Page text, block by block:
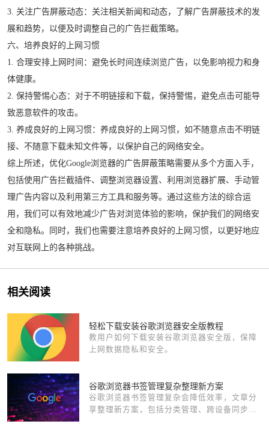
3. 关注广告屏蔽动态：关注相关新闻和动态，了解广告屏蔽技术的发
展和趋势，以便及时调整自己的广告拦截策略。
六、培养良好的上网习惯
1. 合理安排上网时间：避免长时间连续浏览广告，以免影响视力和身
体健康。
2. 保持警惕心态：对于不明链接和下载，保持警惕，避免点击可能导
致恶意软件的攻击。
3. 养成良好的上网习惯：养成良好的上网习惯，如不随意点击不明链
接、不随意下载未知文件等，以保护自己的网络安全。
综上所述，优化Google浏览器的广告屏蔽策略需要从多个方面入手，
包括使用广告拦截插件、调整浏览器设置、利用浏览器扩展、手动管
理广告内容以及利用第三方工具和服务等。通过这些方法的综合运
用，我们可以有效地减少广告对浏览体验的影响，保护我们的网络安
全和隐私。同时，我们也需要注意培养良好的上网习惯，以更好地应
对互联网上的各种挑战。
相关阅读
轻松下载安装谷歌浏览器安全版教程
教用户如何下载安装谷歌浏览器安全版，保障
上网数据隐私和安全。
谷歌浏览器书签管理复杂整理新方案
谷歌浏览器书签管理复杂会降低效率，文章分
享整理新方案，包括分类管理、跨设备同步及